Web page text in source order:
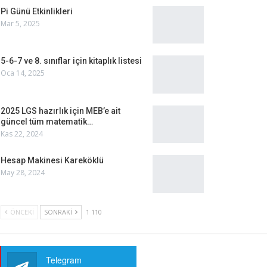
Pi Günü Etkinlikleri
Mar 5, 2025
5-6-7 ve 8. sınıflar için kitaplık listesi
Oca 14, 2025
2025 LGS hazırlık için MEB’e ait
güncel tüm matematik…
Kas 22, 2024
Hesap Makinesi Kareköklü
May 28, 2024
ÖNCEKI SONRAKI 1 110
Telegram